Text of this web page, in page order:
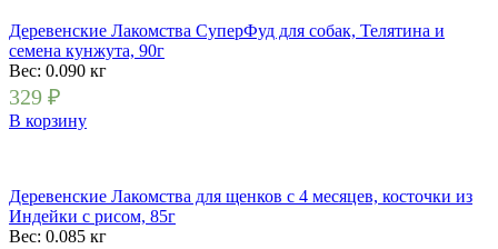
Деревенские Лакомства СуперФуд для собак, Телятина и
семена кунжута, 90г
Вес: 0.090 кг
329 ₽
В корзину
Деревенские Лакомства для щенков с 4 месяцев, косточки из
Индейки с рисом, 85г
Вес: 0.085 кг